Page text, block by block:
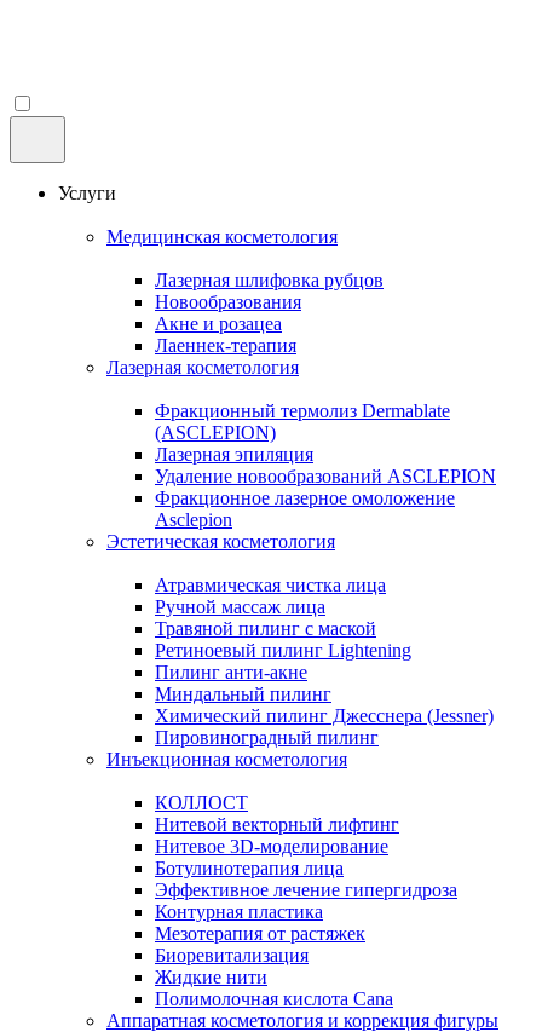
Услуги
Медицинская косметология
Лазерная шлифовка рубцов
Новообразования
Акне и розацеа
Лаеннек-терапия
Лазерная косметология
Фракционный термолиз Dermablate
(ASCLEPION)
Лазерная эпиляция
Удаление новообразований ASCLEPION
Фракционное лазерное омоложение
Asclepion
Эстетическая косметология
Атравмическая чистка лица
Ручной массаж лица
Травяной пилинг с маской
Ретиноевый пилинг Lightening
Пилинг анти-акне
Миндальный пилинг
Химический пилинг Джесснера (Jessner)
Пировиноградный пилинг
Инъекционная косметология
КОЛЛОСТ
Нитевой векторный лифтинг
Нитевое 3D-моделирование
Ботулинотерапия лица
Эффективное лечение гипергидроза
Контурная пластика
Мезотерапия от растяжек
Биоревитализация
Жидкие нити
Полимолочная кислота Cana
Аппаратная косметология и коррекция фигуры